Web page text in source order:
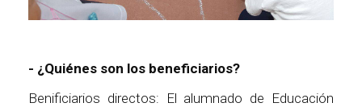
- ¿Quiénes son los beneficiarios?
Benificiarios directos: El alumnado de Educación